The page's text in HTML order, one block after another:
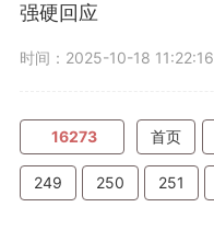
强硬回应
时间：2025-10-18 11:22:16
16273 首页
249 250 251